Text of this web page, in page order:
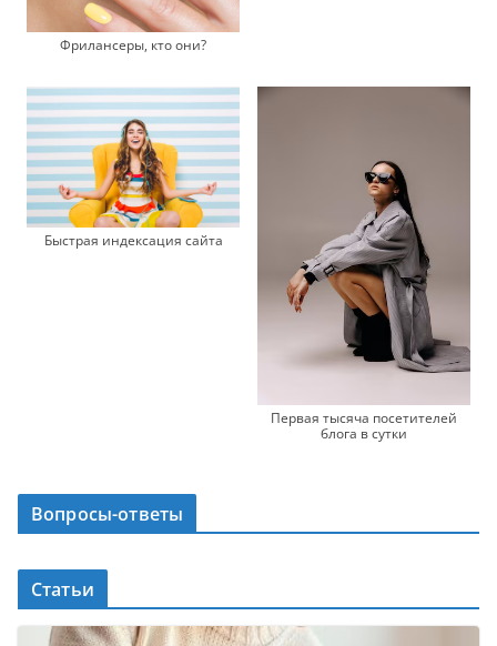
Фрилансеры, кто они?
Быстрая индексация сайта
Первая тысяча посетителей
блога в сутки
Вопросы-ответы
Статьи